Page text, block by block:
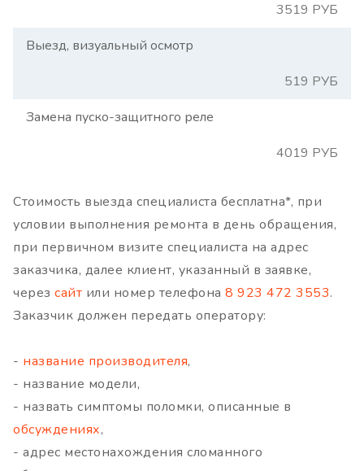
3519 РУБ
Выезд, визуальный осмотр
519 РУБ
Замена пуско-защитного реле
4019 РУБ
Стоимость выезда специалиста бесплатна*, при
условии выполнения ремонта в день обращения,
при первичном визите специалиста на адрес
заказчика, далее клиент, указанный в заявке,
через сайт или номер телефона 8 923 472 3553.
Заказчик должен передать оператору:
- название производителя,
- название модели,
- назвать симптомы поломки, описанные в
обсуждениях,
- адрес местонахождения сломанного